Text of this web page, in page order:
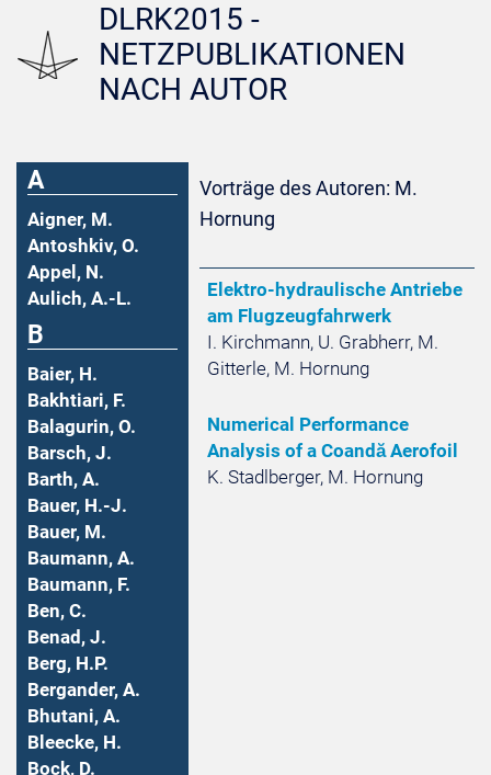
DLRK2015 -
NETZPUBLIKATIONEN
NACH AUTOR
A
Aigner, M.
Antoshkiv, O.
Appel, N.
Aulich, A.-L.
B
Baier, H.
Bakhtiari, F.
Balagurin, O.
Barsch, J.
Barth, A.
Bauer, H.-J.
Bauer, M.
Baumann, A.
Baumann, F.
Ben, C.
Benad, J.
Berg, H.P.
Bergander, A.
Bhutani, A.
Bleecke, H.
Bock, D.
Vorträge des Autoren: M.
Hornung
Elektro-hydraulische Antriebe
am Flugzeugfahrwerk
I. Kirchmann, U. Grabherr, M.
Gitterle, M. Hornung
Numerical Performance
Analysis of a Coandă Aerofoil
K. Stadlberger, M. Hornung